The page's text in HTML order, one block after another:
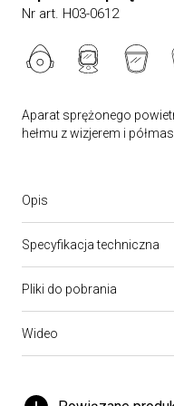
Nr art. H03-0612
Aparat sprężonego
hełmu z wizjerem i
Opis
Specyfikacja techniczna
Pliki do pobrania
Wideo